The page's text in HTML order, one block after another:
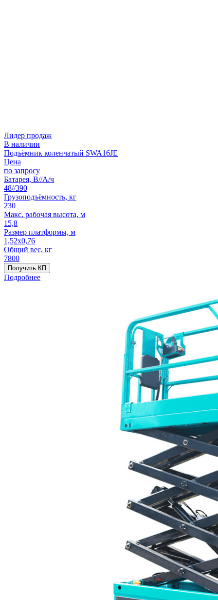
Лидер продаж
В наличии
Подъёмник коленчатый SWA16JE
Цена
по запросу
Батарея, В//А/ч
48//390
Грузоподъёмность, кг
230
Макс. рабочая высота, м
15,8
Размер платформы, м
1,52x0,76
Общий вес, кг
7800
Получить КП
Подробнее